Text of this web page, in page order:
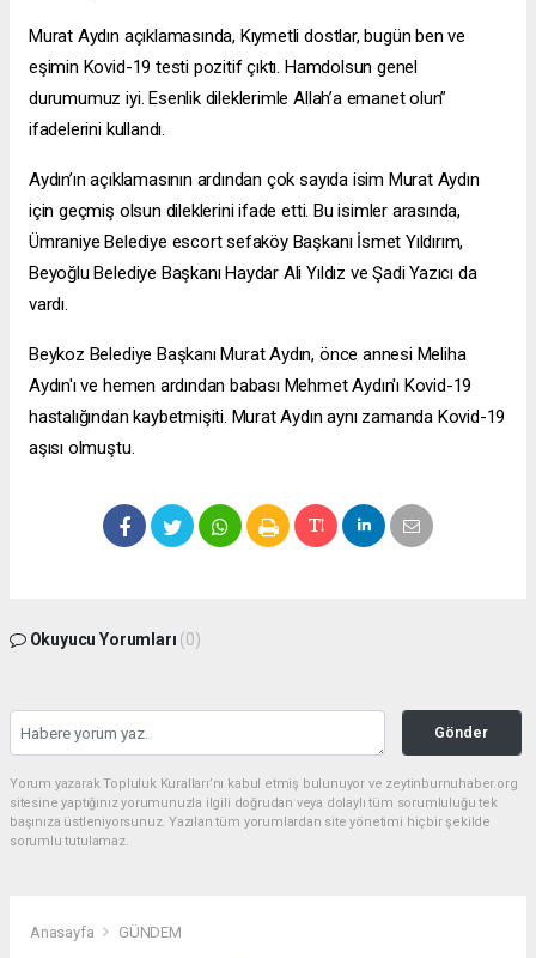
Murat Aydın açıklamasında, Kıymetli dostlar, bugün ben ve
eşimin Kovid-19 testi pozitif çıktı. Hamdolsun genel
durumumuz iyi. Esenlik dileklerimle Allah’a emanet olun”
ifadelerini kullandı.
Aydın’ın açıklamasının ardından çok sayıda isim Murat Aydın
için geçmiş olsun dileklerini ifade etti. Bu isimler arasında,
Ümraniye Belediye escort sefaköyBaşkanı İsmet Yıldırım,
Beyoğlu Belediye Başkanı Haydar Ali Yıldız ve Şadi Yazıcı da
vardı.
Beykoz Belediye Başkanı Murat Aydın, önce annesi Meliha
Aydın'ı ve hemen ardından babası Mehmet Aydın'ı Kovid-19
hastalığından kaybetmişiti. Murat Aydın aynı zamanda Kovid-19
aşısı olmuştu.
Okuyucu Yorumları (0)
Gönder
Yorum yazarak Topluluk Kuralları’nı kabul etmiş bulunuyor ve zeytinburnuhaber.org
sitesine yaptığınız yorumunuzla ilgili doğrudan veya dolaylı tüm sorumluluğu tek
başınıza üstleniyorsunuz. Yazılan tüm yorumlardan site yönetimi hiçbir şekilde
sorumlu tutulamaz.
Anasayfa GÜNDEM